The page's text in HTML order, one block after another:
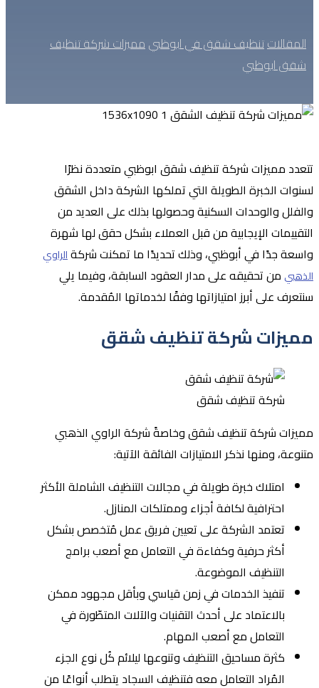
المقالاتتنظيف شقق في ابوظبيمميزات شركة تنظيف
شقق ابوظبي
تتعدد مميزات شركة تنظيف شقق ابوظبي متعددة نظرًا
لسنوات الخبرة الطويلة التي تملكها الشركة داخل الشقق
والفلل والوحدات السكنية وحصولها بذلك على العديد من
التقييمات الإيجابية من قبل العملاء بشكل حقق لها شهرة
واسعة جدًا في أبوظبي، وذلك تحديدًا ما تمكنت شركةالراوي
الذهبي من تحقيقه على مدار العقود السابقة، وفيما يلي
سنتعرف على أبرز امتيازاتها وفقًا لخدماتها المُقدمة.
مميزات شركة تنظيف شقق
شركة تنظيف شقق
مميزات شركة تنظيف شقق وخاصةً شركة الراوي الذهبي
متنوعة، ومنها نذكر الامتيازات الفائقة الآتية:
امتلاك خبرة طويلة في مجالات التنظيف الشاملة الأكثر
احترافية لكافة أجزاء وممتلكات المنازل.
تعتمد الشركة على تعيين فريق عمل مُتخصص بشكل
أكثر حرفية وكفاءة في التعامل مع أصعب برامج
التنظيف الموضوعة.
تنفيذ الخدمات في زمن قياسي وبأقل مجهود ممكن
بالاعتماد على أحدث التقنيات والآلات المتطّورة في
التعامل مع أصعب المهام.
كثرة مساحيق التنظيف وتنوعها ليلائم كُل نوع الجزء
المُراد التعامل معه فتنظيف السجاد يتطلب أنواعًا من